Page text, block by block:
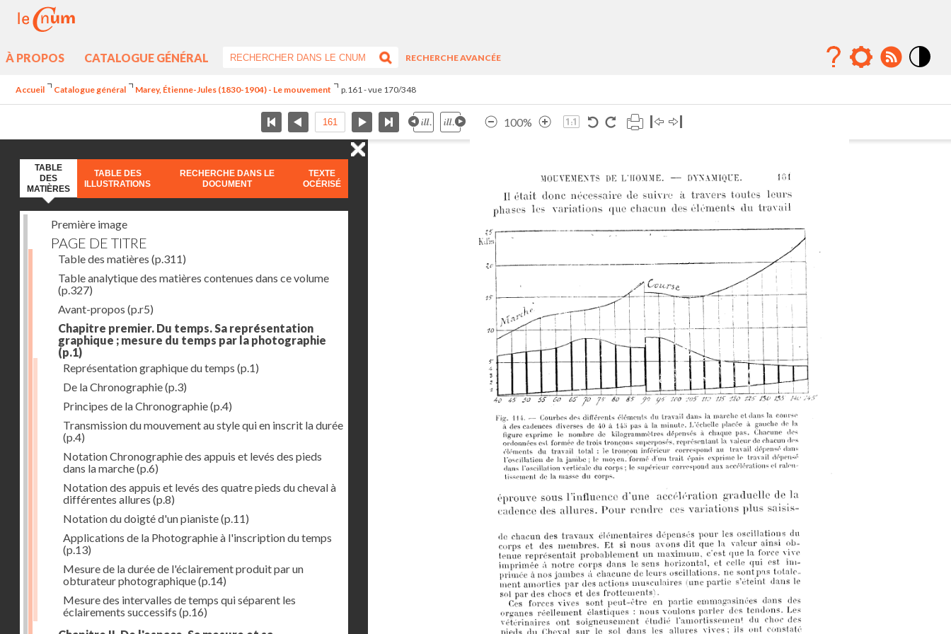
À PROPOS CATALOGUE GÉNÉRAL
RECHERCHE AVANCÉE
Accueil Catalogue général Marey, Étienne-Jules (1830-1904) - Le mouvement p.161 - vue 170/348
100%
TABLE
DES
MATIÈRES
TABLE DES
ILLUSTRATIONS
RECHERCHE DANS LE
DOCUMENT
TEXTE
OCÉRISÉ
Première image
PAGE DE TITRE
Table des matières (p.311)
Table analytique des matières contenues dans ce volume
(p.327)
Avant-propos (p.r5)
Chapitre premier. Du temps. Sa représentation
graphique ; mesure du temps par la photographie
(p.1)
Représentation graphique du temps (p.1)
De la Chronographie(p.3)
Principes de la Chronographie(p.4)
Transmission du mouvement au style qui en inscrit la durée
(p.4)
Notation Chronographie des appuis et levés des pieds
dans la marche(p.6)
Notation des appuis et levés des quatre pieds du cheval à
différentes allures (p.8)
Notation du doigté d'un pianiste(p.11)
Applications de la Photographie à l'inscription du temps
(p.13)
Mesure de la durée de l'éclairement produit par un
obturateur photographique(p.14)
Mesure des intervalles de temps qui séparent les
éclairements successifs (p.16)